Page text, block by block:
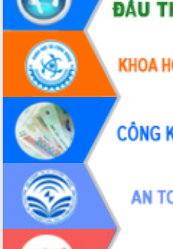
Nâng cao hiệu lực, hiệu quả HĐND
tỉnh thông qua hiện đại hóa hành chính
Xã Ea Phê gắn cải cách hành chính với
chuyển đổi số
Phó Chủ tịch Thường trực UBND tỉnh
Hồ Thị Nguyên Thảo làm việc tại Trung
tâm Phục vụ hành chính công xã Ea
Phê
Xây dựng nền hành chính số đồng
hành cùng nông dân dân, doanh nghiệp
Giai đoạn 2026-2030, Đắk Lắk phấn
đấu có 77% xã đạt chuẩn nông thôn
mới
Chuyển đổi số 'mở đường' cho nông
nghiệp Đắk Lắk tăng trưởng bứt phá
Triển khai đồng bộ đo đạc, lập hồ sơ